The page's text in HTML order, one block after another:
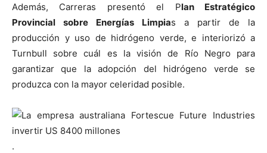
Además, Carreras presentó el Plan Estratégico
Provincial sobre Energías Limpias a partir de la
producción y uso de hidrógeno verde, e interiorizó a
Turnbull sobre cuál es la visión de Río Negro para
garantizar que la adopción del hidrógeno verde se
produzca con la mayor celeridad posible.
.